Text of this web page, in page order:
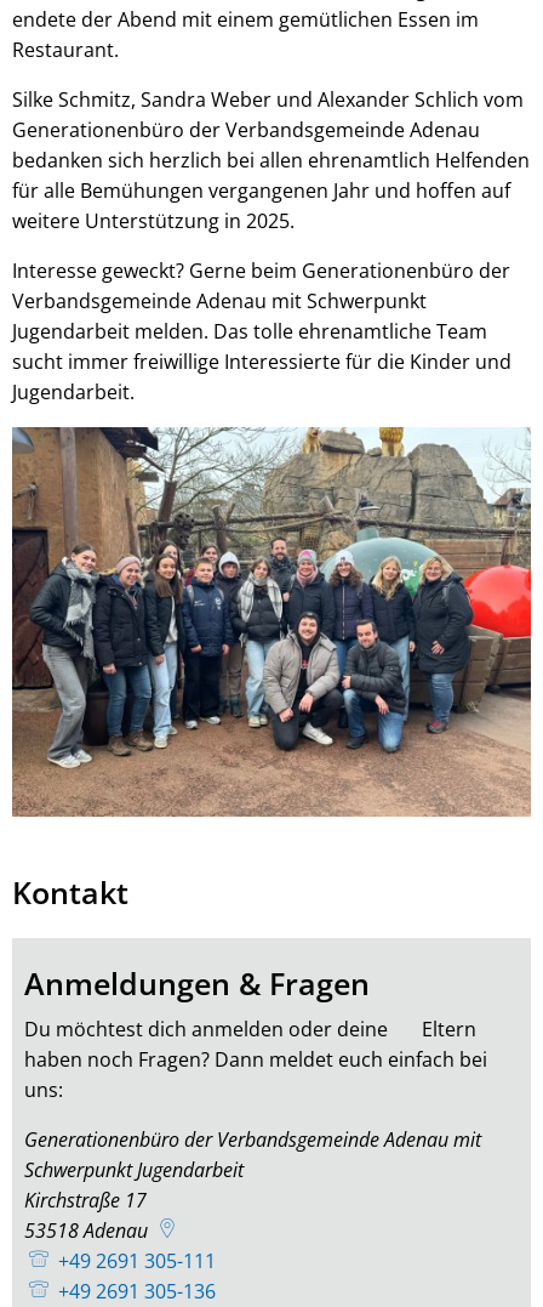
endete der Abend mit einem gemütlichen Essen im
Restaurant.
Silke Schmitz, Sandra Weber und Alexander Schlich vom
Generationenbüro der Verbandsgemeinde Adenau
bedanken sich herzlich bei allen ehrenamtlich Helfenden
für alle Bemühungen vergangenen Jahr und hoffen auf
weitere Unterstützung in 2025.
Interesse geweckt? Gerne beim Generationenbüro der
Verbandsgemeinde Adenau mit Schwerpunkt
Jugendarbeit melden. Das tolle ehrenamtliche Team
sucht immer freiwillige Interessierte für die Kinder und
Jugendarbeit.
Kontakt
Anmeldungen & Fragen
Du möchtest dich anmelden oder deine Eltern
haben noch Fragen? Dann meldet euch einfach bei
uns:
Generationenbüro der Verbandsgemeinde Adenau mit
Schwerpunkt Jugendarbeit
Kirchstraße 17
53518Adenau
+49 2691 305-111
+49 2691 305-136